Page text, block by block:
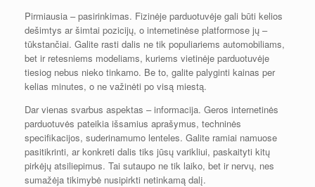
Pirmiausia – pasirinkimas. Fizinėje parduotuvėje gali būti kelios
dešimtys ar šimtai pozicijų, o internetinėse platformose jų –
tūkstančiai. Galite rasti dalis ne tik populiariems automobiliams,
bet ir retesniems modeliams, kuriems vietinėje parduotuvėje
tiesiog nebus nieko tinkamo. Be to, galite palyginti kainas per
kelias minutes, o ne važinėti po visą miestą.
Dar vienas svarbus aspektas – informacija. Geros internetinės
parduotuvės pateikia išsamius aprašymus, techninės
specifikacijos, suderinamumo lenteles. Galite ramiai namuose
pasitikrinti, ar konkreti dalis tiks jūsų varikliui, paskaityti kitų
pirkėjų atsiliepimus. Tai sutaupo ne tik laiko, bet ir nervų, nes
sumažėja tikimybė nusipirkti netinkamą dalį.